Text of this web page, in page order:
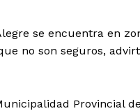
se encuentra en
no son seguros,
Provincial